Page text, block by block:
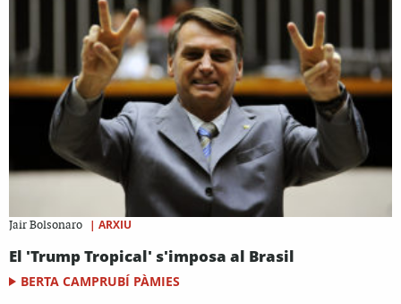
Jair Bolsonaro | ARXIU
El 'Trump Tropical' s'imposa al Brasil
BERTA CAMPRUBÍ PÀMIES